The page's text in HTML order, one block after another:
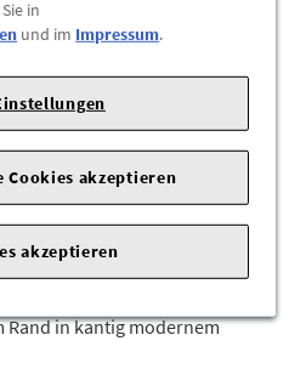
Mannheim |
oder auf der täglichen
Sonnenbrille vereint mit ihrer
stylisches Design mit
und schützt die Augen
Rand in kantig modernem
in
und im Impressum.
akzeptieren
akzeptieren